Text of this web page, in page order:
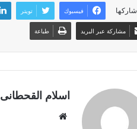
شاركها فيسبوك تويتر
مشاركة عبر البريد طباعة
اسلام القحطانى